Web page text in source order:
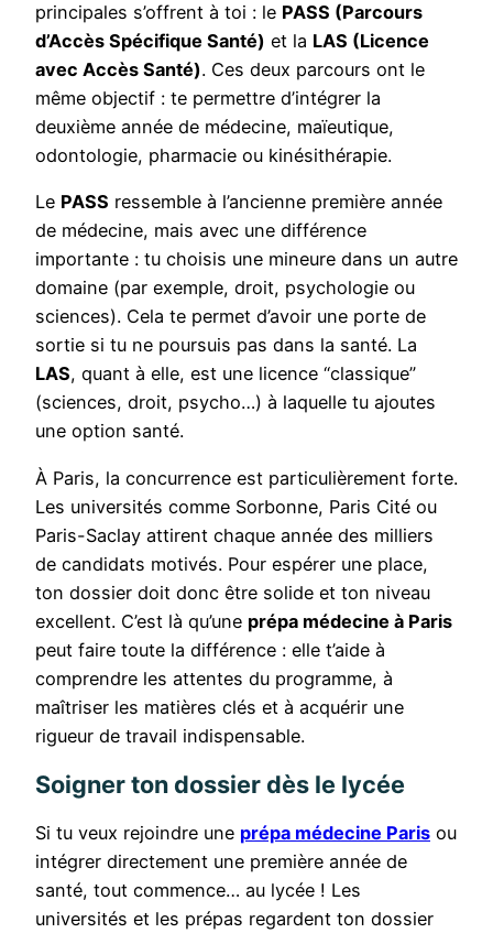
principales s’offrent à toi : le PASS (Parcours
d’Accès Spécifique Santé) et la LAS (Licence
avec Accès Santé). Ces deux parcours ont le
même objectif : te permettre d’intégrer la
deuxième année de médecine, maïeutique,
odontologie, pharmacie ou kinésithérapie.
Le PASS ressemble à l’ancienne première année
de médecine, mais avec une différence
importante : tu choisis une mineure dans un autre
domaine (par exemple, droit, psychologie ou
sciences). Cela te permet d’avoir une porte de
sortie si tu ne poursuis pas dans la santé. La
LAS, quant à elle, est une licence “classique”
(sciences, droit, psycho…) à laquelle tu ajoutes
une option santé.
À Paris, la concurrence est particulièrement forte.
Les universités comme Sorbonne, Paris Cité ou
Paris-Saclay attirent chaque année des milliers
de candidats motivés. Pour espérer une place,
ton dossier doit donc être solide et ton niveau
excellent. C’est là qu’une prépa médecine à Paris
peut faire toute la différence : elle t’aide à
comprendre les attentes du programme, à
maîtriser les matières clés et à acquérir une
rigueur de travail indispensable.
Soigner ton dossier dès le lycée
Si tu veux rejoindre une prépa médecine Paris ou
intégrer directement une première année de
santé, tout commence… au lycée ! Les
universités et les prépas regardent ton dossier